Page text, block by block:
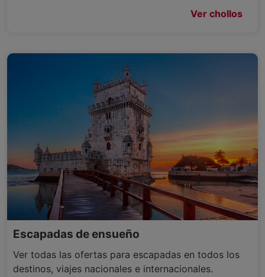
Ver chollos
Escapadas de ensueño
Ver todas las ofertas para escapadas en todos los
destinos, viajes nacionales e internacionales.